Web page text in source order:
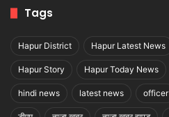
Tags
Hapur District Hapur Latest News
Hapur Story Hapur Today News
hindi news latest news officer